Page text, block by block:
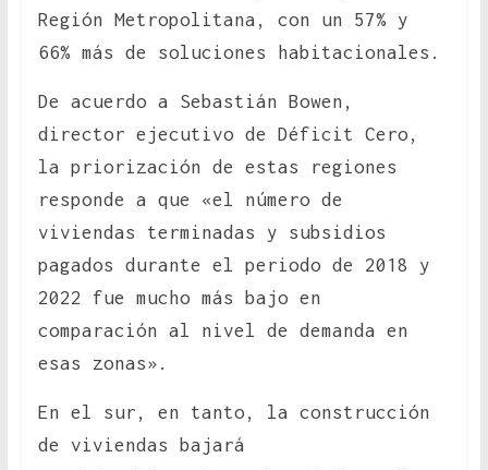
Región Metropolitana, con un 57% y
66% más de soluciones habitacionales.
De acuerdo a Sebastián Bowen,
director ejecutivo de Déficit Cero,
la priorización de estas regiones
responde a que «el número de
viviendas terminadas y subsidios
pagados durante el periodo de 2018 y
2022 fue mucho más bajo en
comparación al nivel de demanda en
esas zonas».
En el sur, en tanto, la construcción
de viviendas bajará